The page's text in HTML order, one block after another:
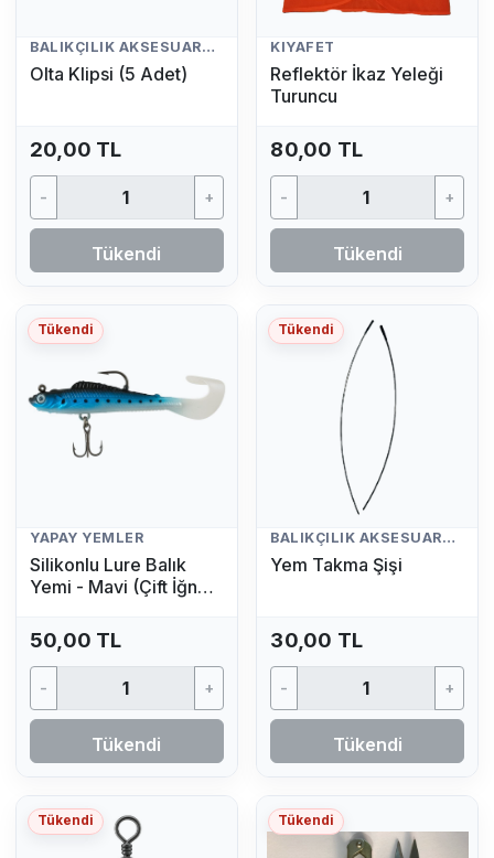
BALIKÇILIK AKSESUARLARI
Olta Klipsi (5 Adet)
20,00 TL
- +
Tükendi
KIYAFET
Reflektör İkaz Yeleği
Turuncu
80,00 TL
- +
Tükendi
Tükendi
YAPAY YEMLER
Silikonlu Lure Balık
Yemi - Mavi (Çift İğneli,
50,00 TL
- +
Tükendi
Tükendi
BALIKÇILIK AKSESUARLARI
Yem Takma Şişi
30,00 TL
- +
Tükendi
Tükendi Tükendi